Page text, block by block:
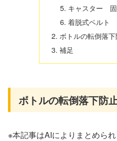
キャスター
着脱式ベルト
ボトルの転倒落
補足
ボトルの転倒落下防
※本記事はAIによりまとめられ